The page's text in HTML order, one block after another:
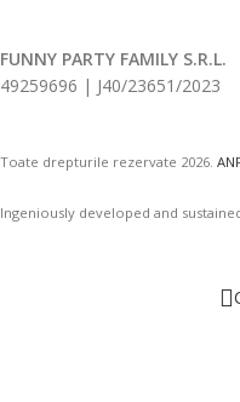
FUNNY PARTY FAMILY S.R.L.
49259696 | J40/23651/2023
Toate drepturile rezervate 2026.
Ingeniously developed and